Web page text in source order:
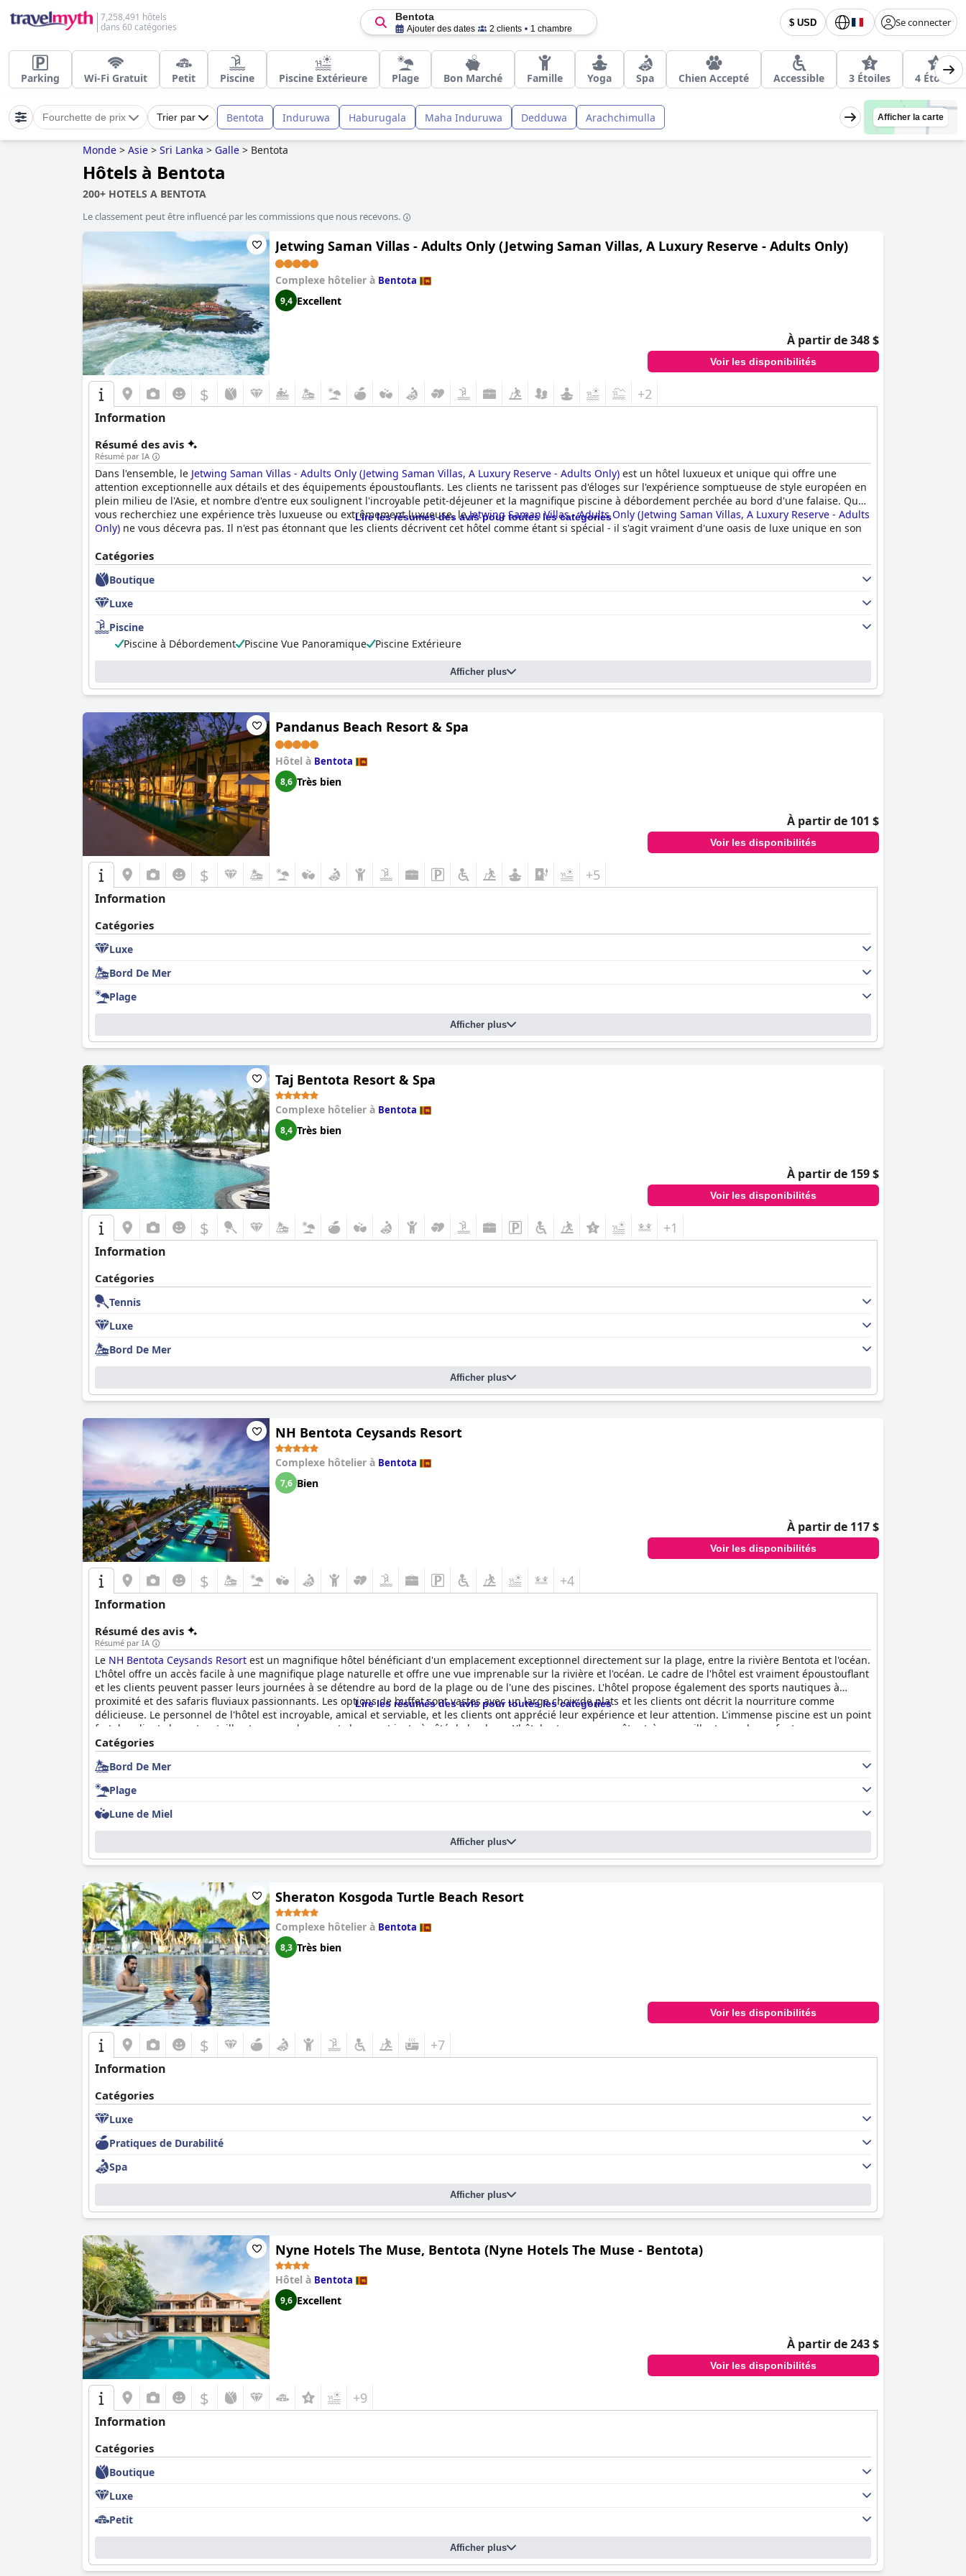
7,258,491 hôtels
dans 60 catégories
$ USD Se connecter
Bentota
Ajouter des dates 2 clients 1 chambre
Parking Wi-Fi Gratuit Petit Piscine Piscine Extérieure Plage Bon Marché Famille Yoga Spa Chien Accepté Accessible 3 Étoiles 4 Étoiles
Fourchette de prix Trier par Bentota Induruwa Haburugala Maha Induruwa Dedduwa Arachchimulla Afficher la carte
Monde > Asie > Sri Lanka > Galle > Bentota
Hôtels à Bentota
200+ HOTELS A BENTOTA
Le classement peut être influencé par les commissions que nous recevons.
Jetwing Saman Villas - Adults Only (Jetwing Saman Villas, A Luxury Reserve - Adults Only)
Complexe hôtelier à Bentota
9,4 Excellent
À partir de 348 $
Voir les disponibilités
$ +2
Information
Résumé des avis
Résumé par IA
Dans l'ensemble, le Jetwing Saman Villas - Adults Only (Jetwing Saman Villas, A Luxury Reserve - Adults Only) est un hôtel luxueux et unique qui offre une
attention exceptionnelle aux détails et des équipements époustouflants. Les clients ne tarissent pas d'éloges sur l'expérience somptueuse de style européen en
plein milieu de l'Asie, et nombre d'entre eux soulignent l'incroyable petit-déjeuner et la magnifique piscine à débordement perchée au bord d'une falaise. Que
vous recherchiez une expérience très luxueuse ou extrêmement luxueuse, leJetwing Saman Villas - Adults Only (Jetwing Saman Villas, A Luxury Reserve - Adults
Only) ne vous décevra pas. Il n'est pas étonnant que les clients décrivent cet hôtel comme étant si spécial - il s'agit vraiment d'une oasis de luxe unique en son
Lire les résumés des avis pour toutes les catégories
Catégories
Boutique
Luxe
Piscine
Piscine à Débordement
Piscine Vue Panoramique Piscine Extérieure
Afficher plus
Pandanus Beach Resort & Spa
Hôtel à Bentota
8,6 Très bien
À partir de 101 $
Voir les disponibilités
$ +5
Information
Catégories
Luxe
Bord De Mer
Plage
Afficher plus
Taj Bentota Resort & Spa
Complexe hôtelier à Bentota
8,4 Très bien
À partir de 159 $
Voir les disponibilités
$ +1
Information
Catégories
Tennis
Luxe
Bord De Mer
Afficher plus
NH Bentota Ceysands Resort
Complexe hôtelier à Bentota
7,6 Bien
À partir de 117 $
Voir les disponibilités
$ +4
Information
Résumé des avis
Résumé par IA
Le NH Bentota Ceysands Resort est un magnifique hôtel bénéficiant d'un emplacement exceptionnel directement sur la plage, entre la rivière Bentota et l'océan.
L'hôtel offre un accès facile à une magnifique plage naturelle et offre une vue imprenable sur la rivière et l'océan. Le cadre de l'hôtel est vraiment époustouflant
et les clients peuvent passer leurs journées à se détendre au bord de la plage ou de l'une des piscines. L'hôtel propose également des sports nautiques à
proximité et des safaris fluviaux passionnants. Les options de buffet sont vastes avec un large choix de plats et les clients ont décrit la nourriture comme
délicieuse. Le personnel de l'hôtel est incroyable, amical et serviable, et les clients ont apprécié leur expérience et leur attention. L'immense piscine est un point
fort, les clients louant sa taille et son emplacement charmant juste à côté de la plage. L'hôtel est connu pour être très accueillant pour les enfants avec une
gamme d'activités pour les enfants. Les lits sont généralement propres et suffisamment grands pour une bonne nuit de sommeil. Dans l'ensemble, les clients
recommandent vivement cet hôtel pour les vacances en famille et les occasions spéciales, avec un personnel amical et serviable fournissant une literie et des
serviettes propres tous les jours.
Lire les résumés des avis pour toutes les catégories
Catégories
Bord De Mer
Plage
Lune de Miel
Afficher plus
Sheraton Kosgoda Turtle Beach Resort
Complexe hôtelier à Bentota
8,3 Très bien
Voir les disponibilités
$ +7
Information
Catégories
Luxe
Pratiques de Durabilité
Spa
Afficher plus
Nyne Hotels The Muse, Bentota (Nyne Hotels The Muse - Bentota)
Hôtel à Bentota
9,6 Excellent
À partir de 243 $
Voir les disponibilités
$ +9
Information
Catégories
Boutique
Luxe
Petit
Afficher plus